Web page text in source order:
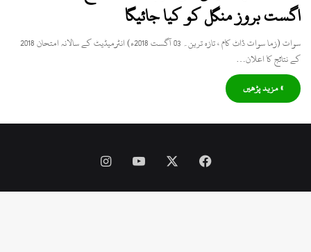
اگست بروز منگل کو کیا جائیگا
سوات (زما سوات ڈاٹ کام ، تازہ ترین۔ 03 آگست 2018ء) انٹرمیڈیٹ کے سالانہ امتحان 2018
کے نتائج کا اعلان…
» مزید پڑھیں
Facebook
YouTube